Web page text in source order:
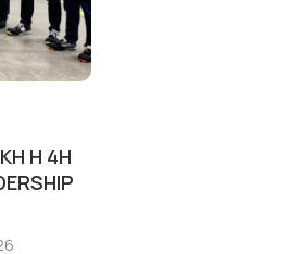
Η 4Η